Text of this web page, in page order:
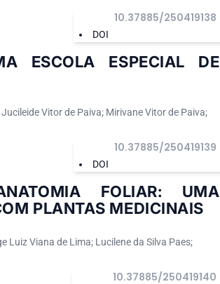
DOI
10.37885/250419138
ESCOLA ESPECIAL DE
Vitor de Paiva; Mirivane Vitor de Paiva;
DOI
10.37885/250419139
FOLIAR: UMA
PLANTAS MEDICINAIS
Luiz Viana de Lima; Lucilene da Silva Paes;
10.37885/250419140